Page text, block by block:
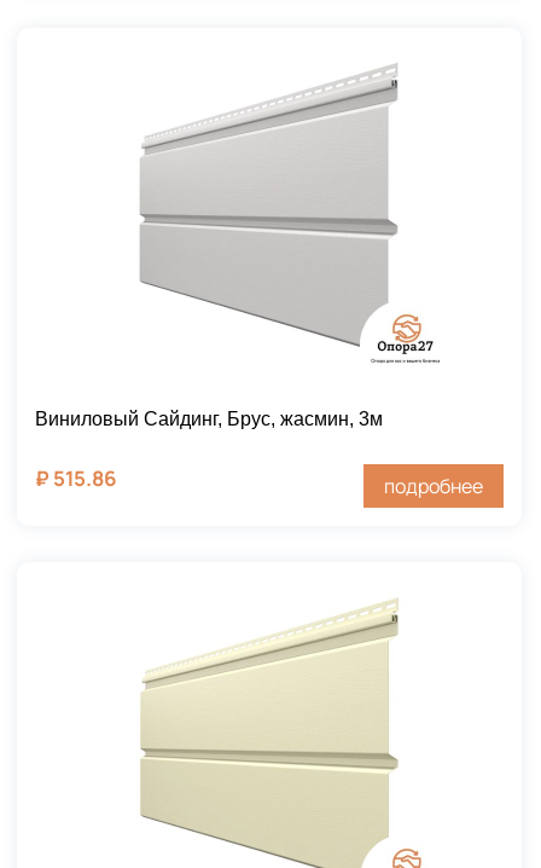
Виниловый Сайдинг, Брус, жасмин, 3м
₽ 515.86 подробнее